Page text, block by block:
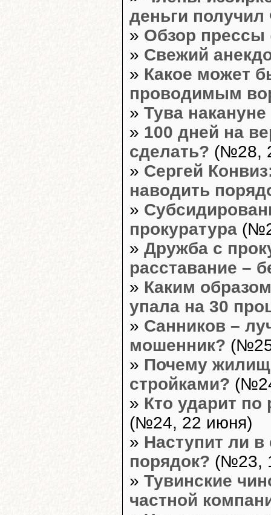
деньги
» Обзор прессы
» Свежий
» Какое может
проводимым
» Тува
» 100 дней на
сделать? (№28,
» Сергей
наводить
»
прокуратура
» Дружба с
расставание –
» Каким
упала на 30
» Санников –
мошенник?
» Почему
стройками?
» Кто ударит по
(№24, 22 июня)
» Наступит ли
порядок? (№23,
» Тувинские
частной